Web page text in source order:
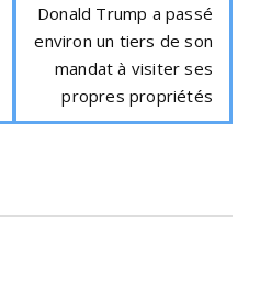
Donald Trump a passé
environ un tiers de son
mandat à visiter ses
propres propriétés